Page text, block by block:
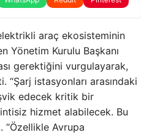
araç ekosisteminin
Yönetim Kurulu Başkanı
gerektiğini vurgulayarak,
istasyonları arasındaki
edecek kritik bir
hizmet alabilecek. Bu
“Özellikle Avrupa